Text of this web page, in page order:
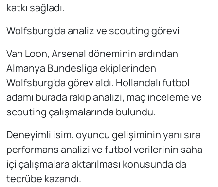
katkı sağladı.
Wolfsburg’da analiz ve scouting görevi
Van Loon, Arsenal döneminin ardından
Almanya Bundesliga ekiplerinden
Wolfsburg’da görev aldı. Hollandalı futbol
adamı burada rakip analizi, maç inceleme ve
scouting çalışmalarında bulundu.
Deneyimli isim, oyuncu gelişiminin yanı sıra
performans analizi ve futbol verilerinin saha
içi çalışmalara aktarılması konusunda da
tecrübe kazandı.